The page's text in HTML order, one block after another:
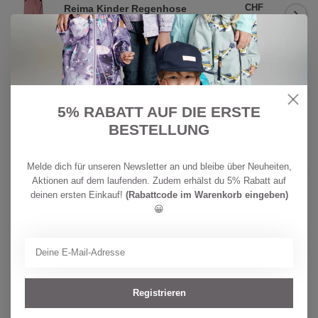
Reima Kinder Regenhose
Lammikko Rose blush
Auf Lager
CHF
34,90
REIMA
Reima Kinder BugProof 2in1 Hose
Auf Lager
CHF
79,90
59,90
Reima Kinder BugProof Hose
Punkiton Stone Green
Auf Lager
64,90
CHF
49,90
Surina Stone Green
REIMA
CHF
5% RABATT AUF DIE ERSTE
BESTELLUNG
Melde dich für unseren Newsletter an und bleibe über Neuheiten,
Aktionen auf dem laufenden. Zudem erhälst du 5% Rabatt auf
deinen ersten Einkauf! (Rabattcode im Warenkorb eingeben)
😀
Registrieren